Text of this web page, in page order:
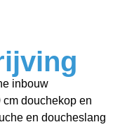
inbouw
douchekop en
en doucheslang